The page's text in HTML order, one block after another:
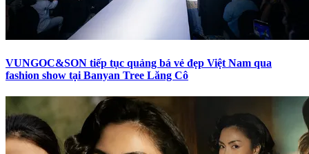
VUNGOC&SON tiếp tục quảng bá vẻ đẹp Việt Nam qua
fashion show tại Banyan Tree Lăng Cô